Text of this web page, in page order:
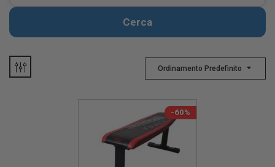
Cerca
Ordinamento Predefinito
-60%